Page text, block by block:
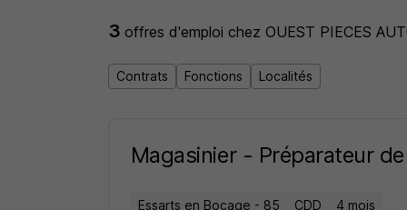
3offres d'emploichez OUEST PIECES
Contrats Fonctions Localités
Magasinier - Préparateur
Essarts en Bocage - 85 CDD 4 mois